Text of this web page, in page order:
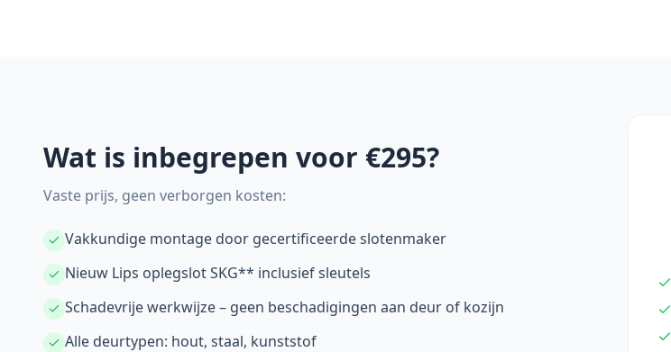
Wat is inbegrepen voor €295?
Vaste prijs, geen verborgen kosten:
Vakkundige montage door gecertificeerde slotenmaker
Nieuw Lips oplegslot SKG** inclusief sleutels
Schadevrije werkwijze – geen beschadigingen aan deur of kozijn
Alle deurtypen: hout, staal, kunststof